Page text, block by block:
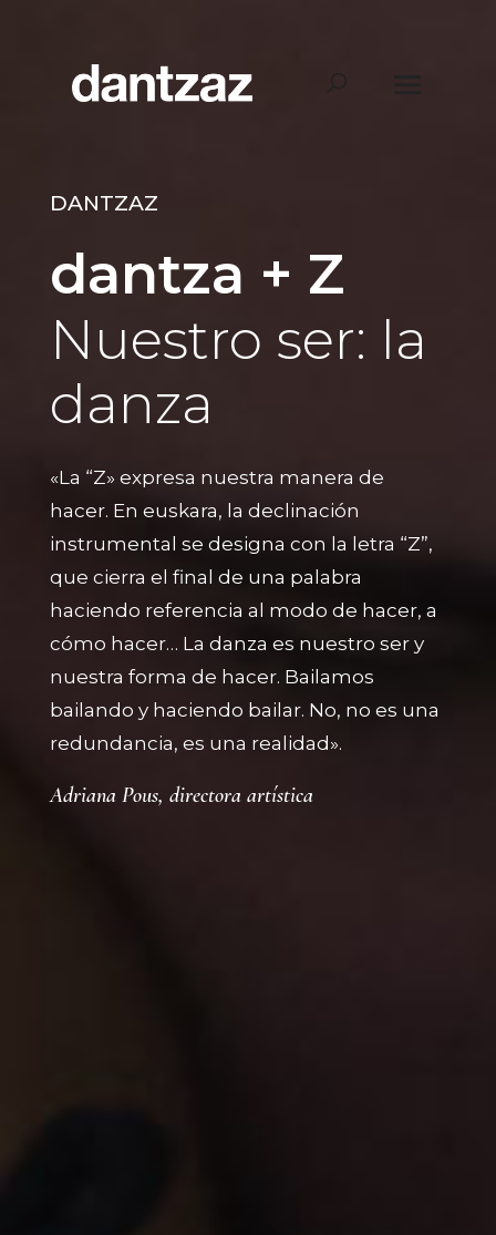
DANTZAZ
dantza + Z
Nuestro ser: la
danza
«La “Z» expresa nuestra manera de
hacer. En euskara, la declinación
instrumental se designa con la letra “Z”,
que cierra el final de una palabra
haciendo referencia al modo de hacer, a
cómo hacer… La danza es nuestro ser y
nuestra forma de hacer. Bailamos
bailando y haciendo bailar. No, no es una
redundancia, es una realidad».
Adriana Pous, directora artística